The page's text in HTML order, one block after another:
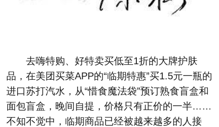
去嗨特购、好特卖买低至1折的大牌护肤
品，在美团买菜APP的“临期特惠”买1.5元一瓶的
进口苏打汽水，从“惜食魔法袋”预订熟食盲盒和
面包盲盒，晚间自提，价格只有正价的一半……
不知不觉中，临期商品已经被越来越多的人接